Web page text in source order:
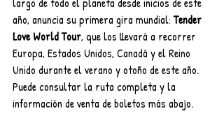
año, anuncia su primera gira mundial: Tender
Love World Tour, que los llevará a recorrer
Europa, Estados Unidos, Canadá y el Reino
Unido durante el verano y otoño de este año.
Puede consultar la ruta completa y la
información de venta de boletos más abajo.